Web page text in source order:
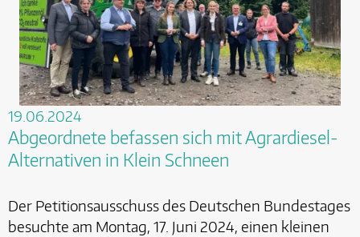
19.06.2024
Abgeordnete befassen sich mit Agrardiesel-
Alternativen in Klein Schneen
Der Petitionsausschuss des Deutschen Bundestages
besuchte am Montag, 17. Juni 2024, einen kleinen